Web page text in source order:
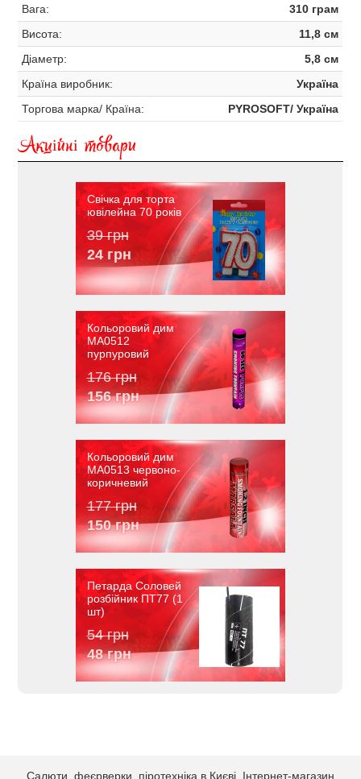
Вага:
310 грам
Висота:
11,8 см
Діаметр:
5,8 см
Країна виробник:
Україна
Торгова марка/ Країна:
PYROSOFT/ Україна
Акційні товари
Свічка для торта
ювілейна 70 років
39 грн
24 грн
Кольоровий дим
MA0512
пурпуровий
176 грн
156 грн
Кольоровий дим
MA0513 червоно-
коричневий
177 грн
150 грн
Петарда Соловей
розбійник ПТ77 (1
шт)
54 грн
48 грн
Салюти, феєрверки, піротехніка в Києві. Інтернет-магазин